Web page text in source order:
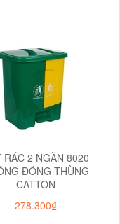
RÁC 2 NGĂN 8020
ĐÓNG THÙNG
CATTON
278.300₫